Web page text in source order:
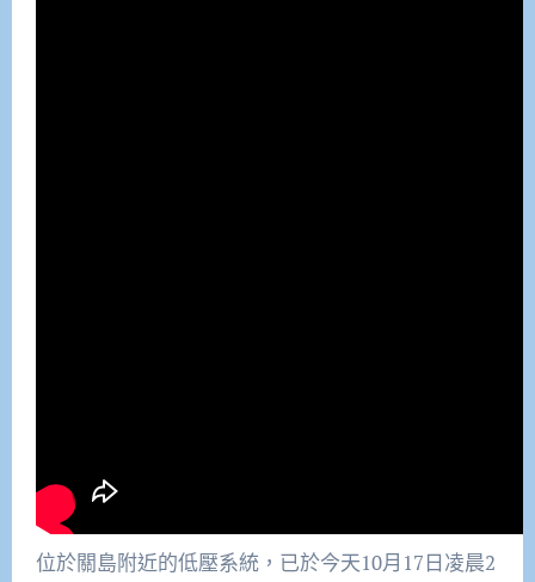
位於關島附近的低壓系統，已於今天10月17日凌晨2